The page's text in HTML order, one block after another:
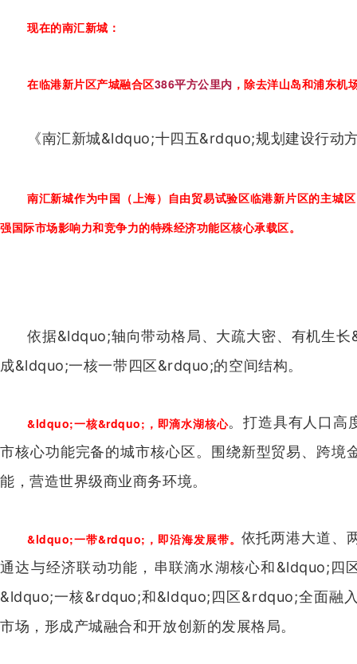
现在的南汇新城：
在临港新片区产城融合区386平方公里内 ，除去洋山岛和浦东
《南汇新城&ldquo;十四五&rdquo;规划建设行动
南汇新城作为中国（上海）自由贸易试验区临港新片区的主城区
强国际市场影响力和竞争力的特殊经济功能区核心承载区。
依据&ldquo;轴向带动格局、大疏大密、有机生
成&ldquo;一核一带四区&rdquo;的空间结构。
&ldquo;一核&rdquo;，即滴水湖核心。打造具有人口高
市核心功能完备的城市核心区。围绕新型贸易、跨境
能，营造世界级商业商务环境。
&ldquo;一带&rdquo;，即沿海发展带。 依托两港大道、
通达与经济联动功能，串联滴水湖核心和&ldquo;四
&ldquo;一核&rdquo;和&ldquo;四区&rdquo;全面融
市场，形成产城融合和开放创新的发展格局。